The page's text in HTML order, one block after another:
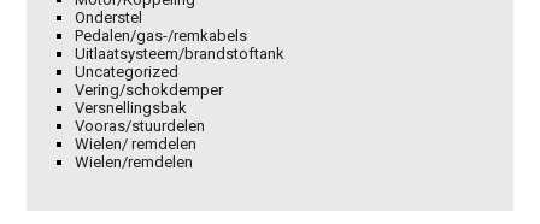
Onderstel
Pedalen/gas-/remkabels
Uitlaatsysteem/brandstoftank
Uncategorized
Vering/schokdemper
Versnellingsbak
Vooras/stuurdelen
Wielen/ remdelen
Wielen/remdelen